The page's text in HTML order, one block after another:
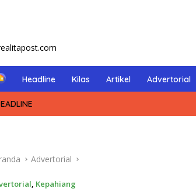
H
m
e
Headline Kilas Artikel Advertorial
Advertorial
, Kepahiang